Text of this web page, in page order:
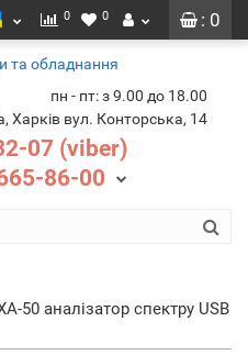
: 0
0 0
пн - пт: з 9.00 до 18.00
Харків вул. Конторська, 14
07 (viber)
86-00
50 аналізатор спектру USB